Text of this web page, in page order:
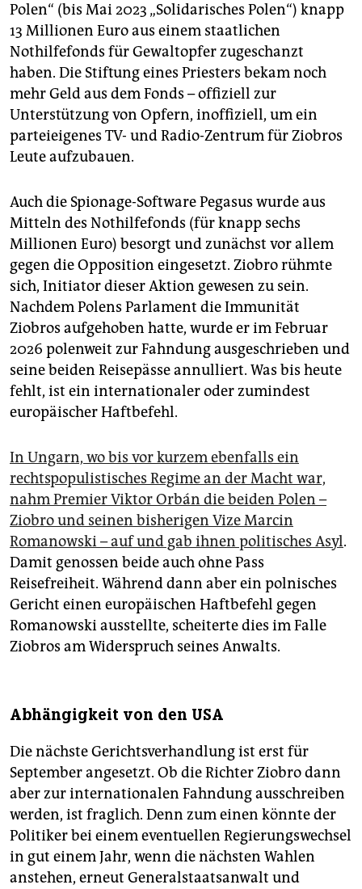
Polen“ (bis Mai 2023 „Solidarisches Polen“) knapp
13 Millionen Euro aus einem staatlichen
Nothilfefonds für Gewaltopfer zugeschanzt
haben. Die Stiftung eines Priesters bekam noch
mehr Geld aus dem Fonds – offiziell zur
Unterstützung von Opfern, inoffiziell, um ein
parteieigenes TV- und Radio-Zentrum für Ziobros
Leute aufzubauen.
Auch die Spionage-Software Pegasus wurde aus
Mitteln des Nothilfefonds (für knapp sechs
Millionen Euro) besorgt und zunächst vor allem
gegen die Opposition eingesetzt. Ziobro rühmte
sich, Initiator dieser Aktion gewesen zu sein.
Nachdem Polens Parlament die Immunität
Ziobros aufgehoben hatte, wurde er im Februar
2026 polenweit zur Fahndung ausgeschrieben und
seine beiden Reisepässe annulliert. Was bis heute
fehlt, ist ein internationaler oder zumindest
europäischer Haftbefehl.
In Ungarn, wo bis vor kurzem ebenfalls ein
rechtspopulistisches Regime an der Macht war,
nahm Premier Viktor Orbán die beiden Polen –
Ziobro und seinen bisherigen Vize Marcin
Romanowski – auf und gab ihnen politisches Asyl.
Damit genossen beide auch ohne Pass
Reisefreiheit. Während dann aber ein polnisches
Gericht einen europäischen Haftbefehl gegen
Romanowski ausstellte, scheiterte dies im Falle
Ziobros am Widerspruch seines Anwalts.
Abhängigkeit von den USA
Die nächste Gerichtsverhandlung ist erst für
September angesetzt. Ob die Richter Ziobro dann
aber zur internationalen Fahndung ausschreiben
werden, ist fraglich. Denn zum einen könnte der
Politiker bei einem eventuellen Regierungswechsel
in gut einem Jahr, wenn die nächsten Wahlen
anstehen, erneut Generalstaatsanwalt und